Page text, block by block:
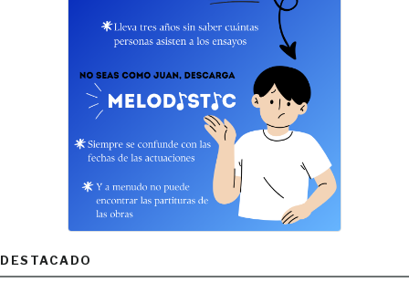
DESTACADO